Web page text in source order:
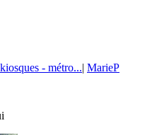
- métro...| MarieP